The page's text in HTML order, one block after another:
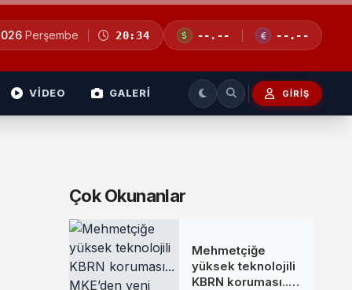
Perşembe 20:34 --.-- --.--
VİDEO GALERİ GIRIŞ
Çok Okunanlar
Mehmetçiğe
yüksek teknolojili
KBRN koruması...